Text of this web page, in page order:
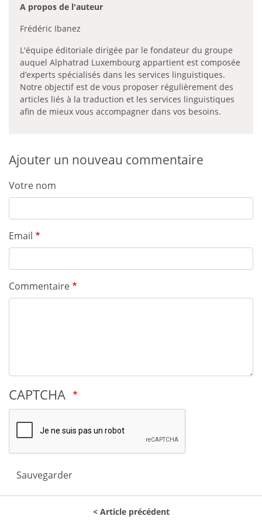
A propos de l'auteur
Frédéric Ibanez
L'équipe éditoriale dirigée par le fondateur du groupe
auquel Alphatrad Luxembourg appartient est composée
d’experts spécialisés dans les services linguistiques.
Notre objectif est de vous proposer régulièrement des
articles liés à la traduction et les services linguistiques
afin de mieux vous accompagner dans vos besoins.
Ajouter un nouveau commentaire
Votre nom
Email
Commentaire
CAPTCHA
Sauvegarder
Article précédent